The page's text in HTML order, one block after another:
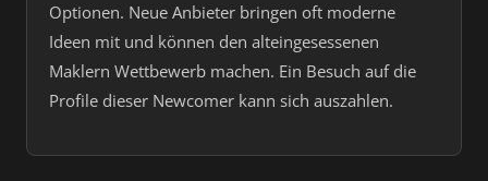
Optionen. Neue Anbieter bringen oft moderne
Ideen mit und können den alteingesessenen
Maklern Wettbewerb machen. Ein Besuch auf die
Profile dieser Newcomer kann sich auszahlen.